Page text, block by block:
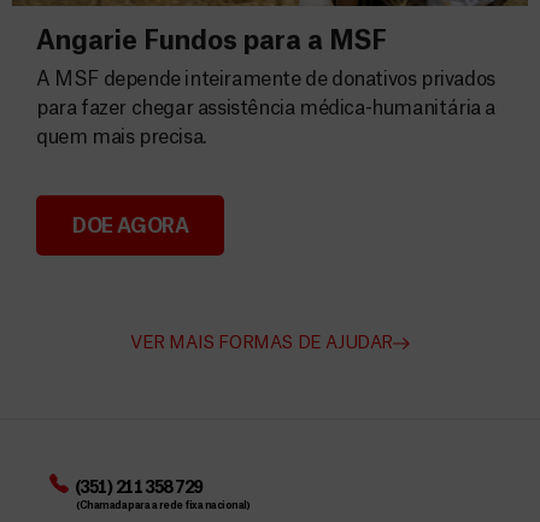
Angarie Fundos para a MSF
Angarie Fundos para a MSF
A MSF depende inteiramente de donativos privados
para fazer chegar assistência médica-humanitária a
quem mais precisa.
DOE AGORA
VER MAIS FORMAS DE AJUDAR
(351) 211 358 729
(Chamada para a rede fixa nacional)